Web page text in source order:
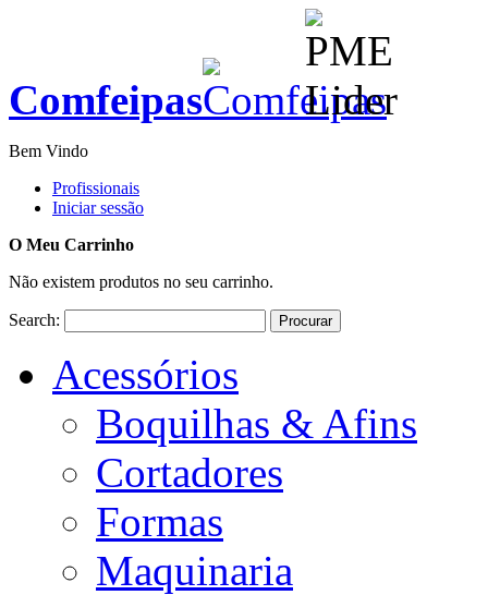
Comfeipas
Bem Vindo
Profissionais
Iniciar sessão
O Meu Carrinho
Não existem produtos no seu carrinho.
Search: Procurar
Acessórios
Boquilhas & Afins
Cortadores
Formas
Maquinaria